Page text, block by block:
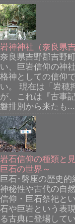
岩神神社（奈良県
奈良県吉野郡吉野
い、巨岩信仰の神
格神としての信仰
い。 現在は「岩穂
が、これは『古事
磐排別から来たも...
岩石信仰の種類と
巨石の世界～
巨石･磐座の歴史
神秘性や古代の自
信仰・巨石祭祀と
石や巨岩という表
る古典に登場して